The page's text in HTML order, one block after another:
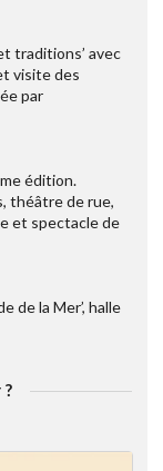
traditions’ avec
visite des
par
édition.
théâtre de rue,
et spectacle de
de la Mer’, halle